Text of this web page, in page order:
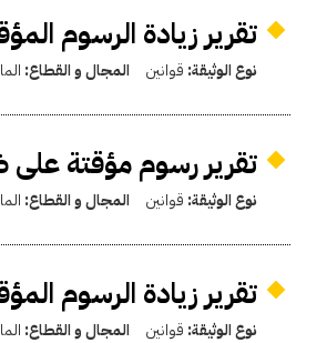
تقرير زيادة الرسوم
نوع الوثيقة: قوانين المجال و القطاع:
تقرير رسوم مؤقتة على
نوع الوثيقة: قوانين المجال و القطاع:
تقرير زيادة الرسوم
نوع الوثيقة: قوانين المجال و القطاع: